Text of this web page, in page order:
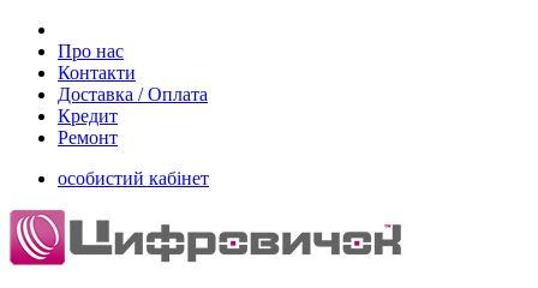
Про нас
Контакти
Доставка / Оплата
Кредит
Ремонт
особистий кабінет